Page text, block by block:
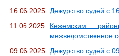
16.06.2025
Дежурство судей с
11.06.2025
Кежемским
межведомственное
09.06.2025
Дежурство судей с